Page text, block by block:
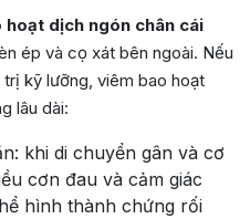
hoạt dịch ngón chân cái
ép và cọ xát bên ngoài. Nếu
kỹ lưỡng, viêm bao hoạt
lâu dài:
khi di chuyển gân và cơ
cơn đau và cảm giác
hình thành chứng rối